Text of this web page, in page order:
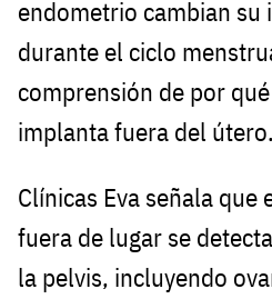
endometrio cambian su
durante el ciclo
comprensión de por
implanta fuera del útero.
Clínicas Eva señala
fuera de lugar se
la pelvis, incluyendo